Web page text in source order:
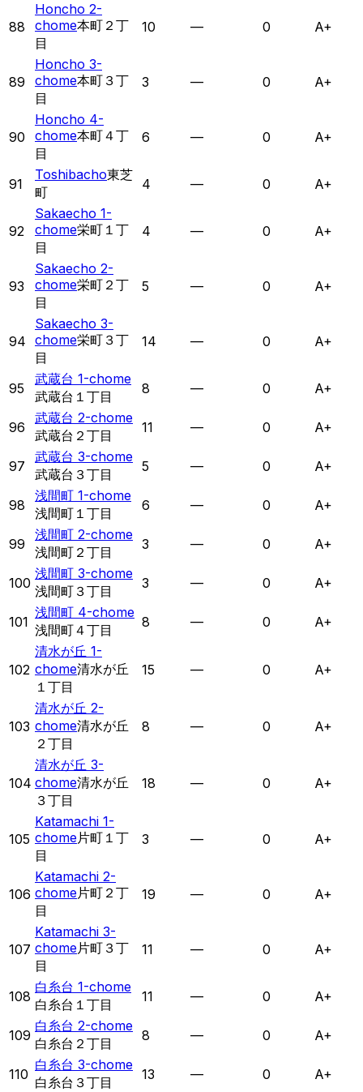
88
Honcho 2-
chome本町２丁
目
10 — 0 A+
89
Honcho 3-
chome本町３丁
目
3 — 0 A+
90
Honcho 4-
chome本町４丁
目
6 — 0 A+
91
Toshibacho東芝
町
4 — 0 A+
92
Sakaecho 1-
chome栄町１丁
目
4 — 0 A+
93
Sakaecho 2-
chome栄町２丁
目
5 — 0 A+
94
Sakaecho 3-
chome栄町３丁
目
14 — 0 A+
95
武蔵台 1-chome
武蔵台１丁目
8 — 0 A+
96
武蔵台 2-chome
武蔵台２丁目
11 — 0 A+
97
武蔵台 3-chome
武蔵台３丁目
5 — 0 A+
98
浅間町 1-chome
浅間町１丁目
6 — 0 A+
99
浅間町 2-chome
浅間町２丁目
3 — 0 A+
100
浅間町 3-chome
浅間町３丁目
3 — 0 A+
101
浅間町 4-chome
浅間町４丁目
8 — 0 A+
102
清水が丘 1-
chome清水が丘
１丁目
15 — 0 A+
103
清水が丘 2-
chome清水が丘
２丁目
8 — 0 A+
104
清水が丘 3-
chome清水が丘
３丁目
18 — 0 A+
105
Katamachi 1-
chome片町１丁
目
3 — 0 A+
106
Katamachi 2-
chome片町２丁
目
19 — 0 A+
107
Katamachi 3-
chome片町３丁
目
11 — 0 A+
108
白糸台 1-chome
白糸台１丁目
11 — 0 A+
109
白糸台 2-chome
白糸台２丁目
8 — 0 A+
110
白糸台 3-chome
白糸台３丁目
13 — 0 A+